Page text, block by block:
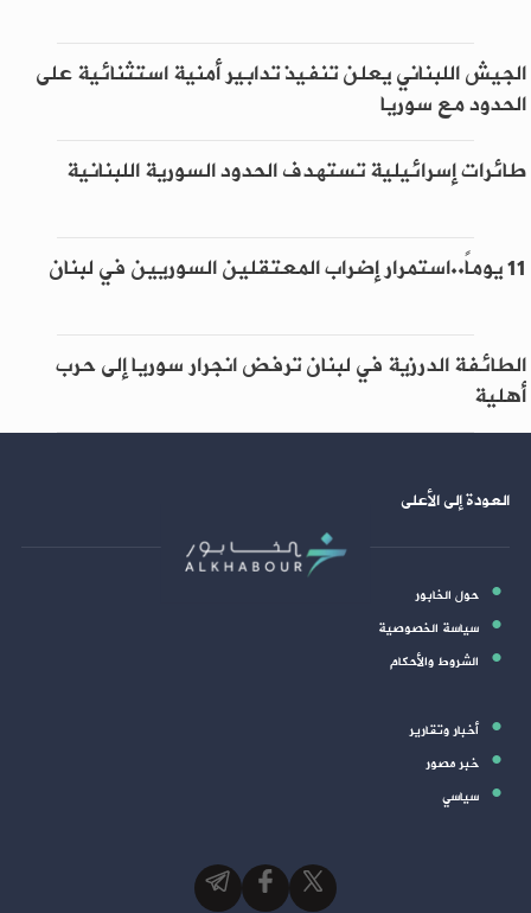
الجيش اللبناني يعلن تنفيذ تدابير أمنية استثنائية على
الحدود مع سوريا
طائرات إسرائيلية تستهدف الحدود السورية اللبنانية
11 يوماً..استمرار إضراب المعتقلين السوريين في لبنان
الطائفة الدرزية في لبنان ترفض انجرار سوريا إلى حرب
أهلية
العودة إلى الأعلى
حول الخابور
سياسة الخصوصية
الشروط والأحكام
أخبار وتقارير
خبر مصور
سياسي